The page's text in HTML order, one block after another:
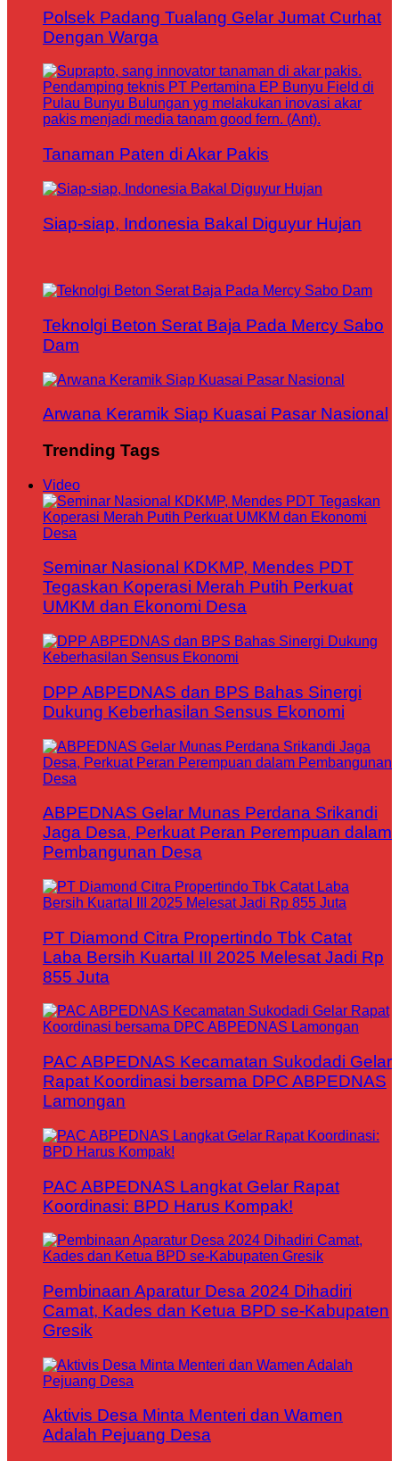
Polsek Padang Tualang Gelar Jumat Curhat
Dengan Warga
Tanaman Paten di Akar Pakis
Siap-siap, Indonesia Bakal Diguyur Hujan
Teknolgi Beton Serat Baja Pada Mercy Sabo
Dam
Arwana Keramik Siap Kuasai Pasar Nasional
Trending Tags
Video
Seminar Nasional KDKMP, Mendes PDT
Tegaskan Koperasi Merah Putih Perkuat
UMKM dan Ekonomi Desa
DPP ABPEDNAS dan BPS Bahas Sinergi
Dukung Keberhasilan Sensus Ekonomi
ABPEDNAS Gelar Munas Perdana Srikandi
Jaga Desa, Perkuat Peran Perempuan dalam
Pembangunan Desa
PT Diamond Citra Propertindo Tbk Catat
Laba Bersih Kuartal III 2025 Melesat Jadi Rp
855 Juta
PAC ABPEDNAS Kecamatan Sukodadi Gelar
Rapat Koordinasi bersama DPC ABPEDNAS
Lamongan
PAC ABPEDNAS Langkat Gelar Rapat
Koordinasi: BPD Harus Kompak!
Pembinaan Aparatur Desa 2024 Dihadiri
Camat, Kades dan Ketua BPD se-Kabupaten
Gresik
Aktivis Desa Minta Menteri dan Wamen
Adalah Pejuang Desa